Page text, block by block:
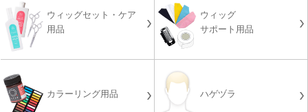
ウィッグセット・ケア
用品
ウィッグ
サポート用品
カラーリング用品 ハゲヅラ